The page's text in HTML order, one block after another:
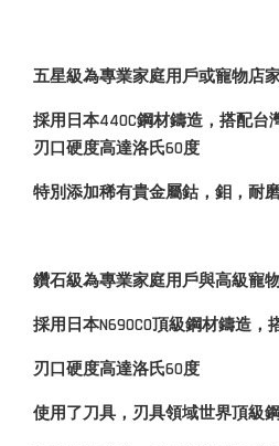
五星級為專業家庭用戶或寵物店
採用日本440C鋼材鑄造，搭配台
刃口硬度高達洛氏60度
特別添加稀有貴金屬鈷，鉬，耐
鑽石級為專業家庭用戶與高級寵
採用日本N690CO頂級鋼材鑄造
刃口硬度高達洛氏60度
使用了刀具，刃具領域世界頂級